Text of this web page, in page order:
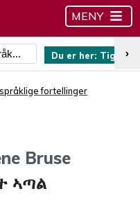
MENY
Du er her: Tigrinja
›
fortellinger
Bruse
ኣጣል